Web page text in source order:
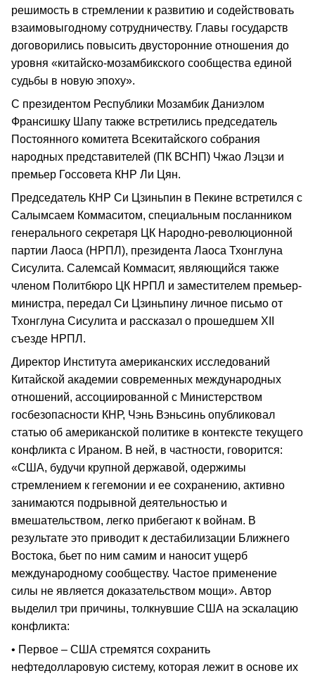
решимость в стремлении к развитию и содействовать
взаимовыгодному сотрудничеству. Главы государств
договорились повысить двусторонние отношения до
уровня «китайско-мозамбикского сообщества единой
судьбы в новую эпоху».
С президентом Республики Мозамбик Даниэлом
Франсишку Шапу также встретились председатель
Постоянного комитета Всекитайского собрания
народных представителей (ПК ВСНП) Чжао Лэцзи и
премьер Госсовета КНР Ли Цян.
Председатель КНР Си Цзиньпин в Пекине встретился с
Салымсаем Коммаситом, специальным посланником
генерального секретаря ЦК Народно-революционной
партии Лаоса (НРПЛ), президента Лаоса Тхонглуна
Сисулита. Салемсай Коммасит, являющийся также
членом Политбюро ЦК НРПЛ и заместителем премьер-
министра, передал Си Цзиньпину личное письмо от
Тхонглуна Сисулита и рассказал о прошедшем XII
съезде НРПЛ.
Директор Института американских исследований
Китайской академии современных международных
отношений, ассоциированной с Министерством
госбезопасности КНР, Чэнь Вэньсинь опубликовал
статью об американской политике в контексте текущего
конфликта с Ираном. В ней, в частности, говорится:
«США, будучи крупной державой, одержимы
стремлением к гегемонии и ее сохранению, активно
занимаются подрывной деятельностью и
вмешательством, легко прибегают к войнам. В
результате это приводит к дестабилизации Ближнего
Востока, бьет по ним самим и наносит ущерб
международному сообществу. Частое применение
силы не является доказательством мощи». Автор
выделил три причины, толкнувшие США на эскалацию
конфликта:
• Первое – США стремятся сохранить
нефтедолларовую систему, которая лежит в основе их